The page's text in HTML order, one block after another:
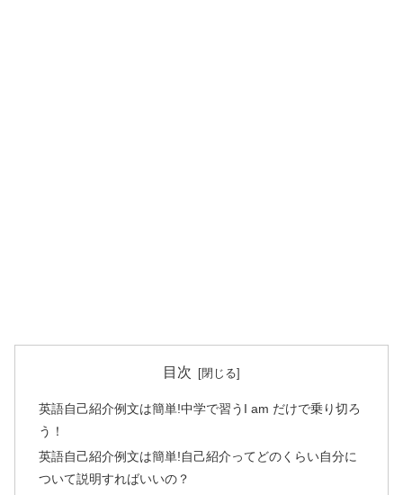
目次
英語自己紹介例文は簡単!中学で習うI am だけで乗り切ろ
う！
英語自己紹介例文は簡単!自己紹介ってどのくらい自分に
ついて説明すればいいの？